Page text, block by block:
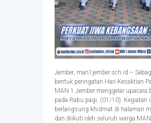
Jember, man1jember.sch.id –
bentuk peringatan Hari Kesaktian
MAN 1 Jember menggelar upacara
pada Rabu pagi, (01/10). Kegiatan
berlangsung khidmat di halaman
dan diikuti oleh seluruh warga MAN